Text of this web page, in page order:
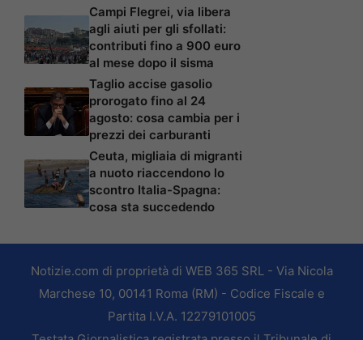
Campi Flegrei, via libera
agli aiuti per gli sfollati:
contributi fino a 900 euro
al mese dopo il sisma
Taglio accise gasolio
prorogato fino al 24
agosto: cosa cambia per i
prezzi dei carburanti
Ceuta, migliaia di migranti
a nuoto riaccendono lo
scontro Italia-Spagna:
cosa sta succedendo
Notizie.com di proprietà di WEB 365 SRL - Via Nicola
Marchese 10, 00141 Roma (RM) - Codice Fiscale e
Partita I.V.A. 12279101005